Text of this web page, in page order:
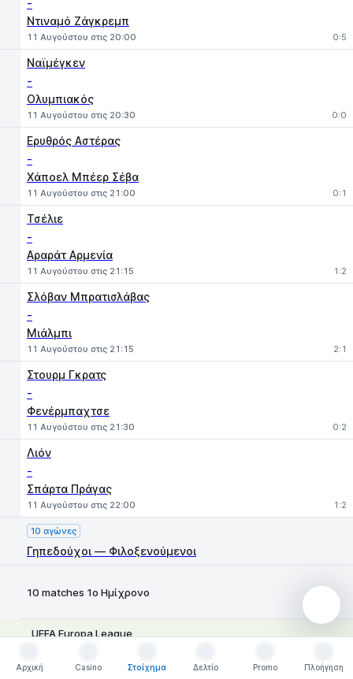
-
Ντιναμό Ζάγκρεμπ
11 Αυγούστου στις 20:00 0:5
Ναϊμέγκεν
-
Ολυμπιακός
11 Αυγούστου στις 20:30 0:0
Ερυθρός Αστέρας
-
Χάποελ Μπέερ Σέβα
11 Αυγούστου στις 21:00 0:1
Τσέλιε
-
Αραράτ Αρμενία
11 Αυγούστου στις 21:15 1:2
Σλόβαν Μπρατισλάβας
-
Μιάλμπι
11 Αυγούστου στις 21:15 2:1
Στουρμ Γκρατς
-
Φενέρμπαχτσε
11 Αυγούστου στις 21:30 0:2
Λιόν
-
Σπάρτα Πράγας
11 Αυγούστου στις 22:00 1:2
10 αγώνες
Γηπεδούχοι — Φιλοξενούμενοι
10 matches 1ο Ημίχρονο
UEFA Europa League
Ιμπέρια 1999
Αρχική
Casino
Στοίχημα
Δελτίο
Promo
Πλοήγηση